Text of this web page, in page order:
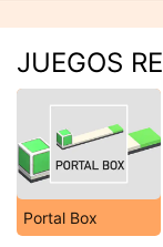
JUEGOS
Portal Box